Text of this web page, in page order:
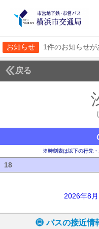
お知らせ 1件のお知らせが
戻る
※時刻表は以下の行先
18
2026年8
バスの接近情